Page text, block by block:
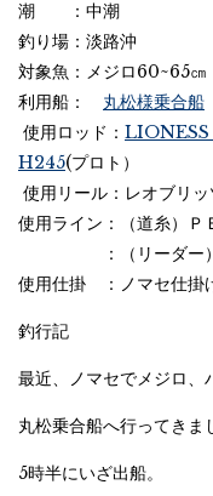
潮 ：中潮
釣り場：淡路沖
対象魚：メジロ60~65
利用船： 丸松様乗合船
使用ロッド： LIONESS
H245(プロト）
使用リール：レオブリ
使用ライン：（道糸）Ｐ
：（リーダー）ク
使用仕掛 ：ノマセ仕
釣行記
最近、ノマセでメジロ、
丸松乗合船へ行ってきま
5時半にいざ出船。